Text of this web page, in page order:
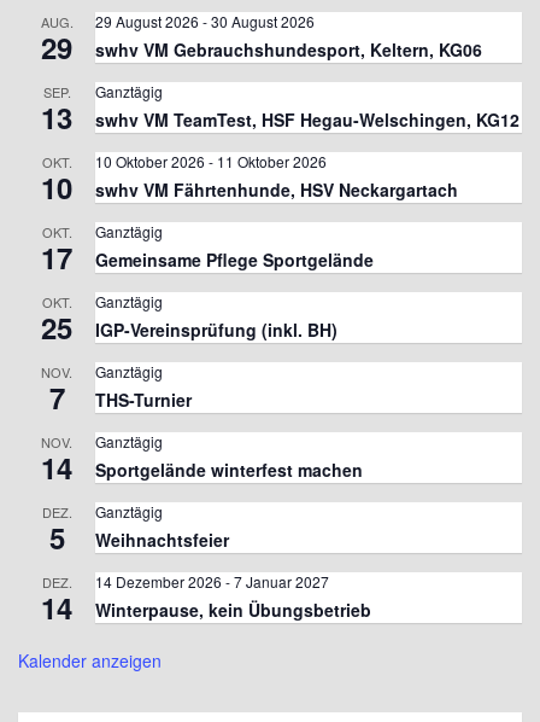
AUG.
29
29 August 2026 -30 August 2026
swhv VM Gebrauchshundesport, Keltern, KG06
SEP.
13
Ganztägig
swhv VM TeamTest, HSF Hegau-Welschingen, KG12
OKT.
10
10 Oktober 2026 - 11 Oktober 2026
swhv VM Fährtenhunde, HSV Neckargartach
OKT.
17
Ganztägig
Gemeinsame Pflege Sportgelände
OKT.
25
Ganztägig
IGP-Vereinsprüfung (inkl. BH)
NOV.
7
Ganztägig
THS-Turnier
NOV.
14
Ganztägig
Sportgelände winterfest machen
DEZ.
5
Ganztägig
Weihnachtsfeier
DEZ.
14
14 Dezember 2026 -7 Januar 2027
Winterpause, kein Übungsbetrieb
Kalender anzeigen